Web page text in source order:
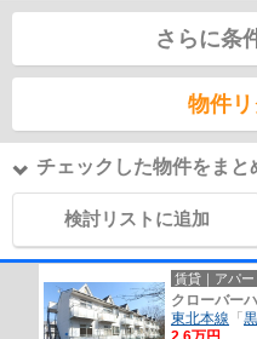
さらに条
物件
チェックした物件をまと
検討リストに追加
賃貸｜アパー
クローバー
東北本線 「